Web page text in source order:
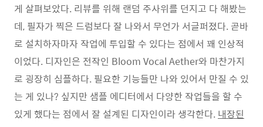
게 살펴보았다. 리뷰를 위해 랜덤 주사위를 던지고 다 해봤는
데, 필자가 찍은 드럼보다 잘 나와서 무언가 서글퍼졌다. 곧바
로 설치하자마자 작업에 투입할 수 있다는 점에서 꽤 인상적
이었다. 디자인은 전작인 Bloom Vocal Aether와 마찬가지
로 굉장히 심플하다. 필요한 기능들만 나와 있어서 만질 수 있
는 게 있나? 싶지만 샘플 에디터에서 다양한 작업들을 할 수
있게 했다는 점에서 잘 설계된 디자인이라 생각한다. 내장된